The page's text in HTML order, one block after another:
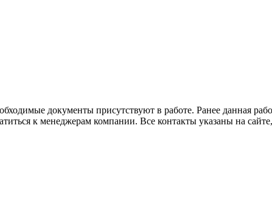
документы присутствуют в работе. Ранее данная
к менеджерам компании. Все контакты указаны на